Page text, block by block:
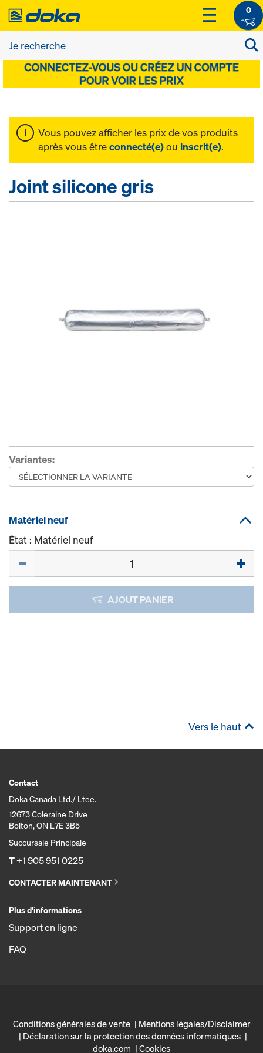
0
Vous pouvez afficher les prix de vos produits
après vous êtreconnecté(e)ou inscrit(e).
Joint silicone gris
Variantes:
Matériel neuf
État : Matériel neuf
AJOUT PANIER
Vers le haut
Contact
Doka Canada Ltd./ Ltee.
12673 Coleraine Drive
Bolton, ON L7E 3B5
Succursale Principale
T+1 905 951 0225
CONTACTER MAINTENANT
Plus d'informations
Support en ligne
FAQ
Conditions générales de vente
Mentions légales/Disclaimer
Déclaration sur la protection des données informatiques
doka.com
Cookies